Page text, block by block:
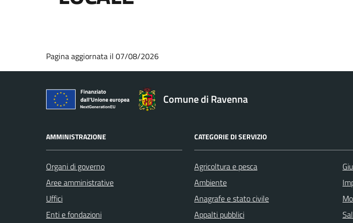
Pagina aggiornata il 07/08/2026
Comune di Ravenna
AMMINISTRAZIONE
Organi di governo
Aree amministrative
Uffici
Enti e fondazioni
CATEGORIE DI SERVIZIO
Agricoltura e pesca
Ambiente
Anagrafe e stato civile
Appalti pubblici